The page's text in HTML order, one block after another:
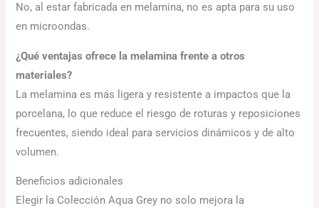
No, al estar fabricada en melamina, no es apta para su uso
en microondas.
¿Qué ventajas ofrece la melamina frente a otros
materiales?
La melamina es más ligera y resistente a impactos que la
porcelana, lo que reduce el riesgo de roturas y reposiciones
frecuentes, siendo ideal para servicios dinámicos y de alto
volumen.
Beneficios adicionales
Elegir la Colección Aqua Grey no solo mejora la